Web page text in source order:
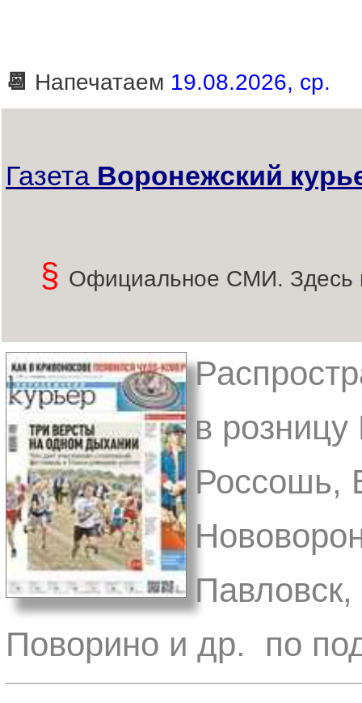
📆 Напечатаем 19.08.2026, ср.
Газета Воронежский
§ Официальное СМИ. Здесь
в
Россошь,
Поворино и др. по